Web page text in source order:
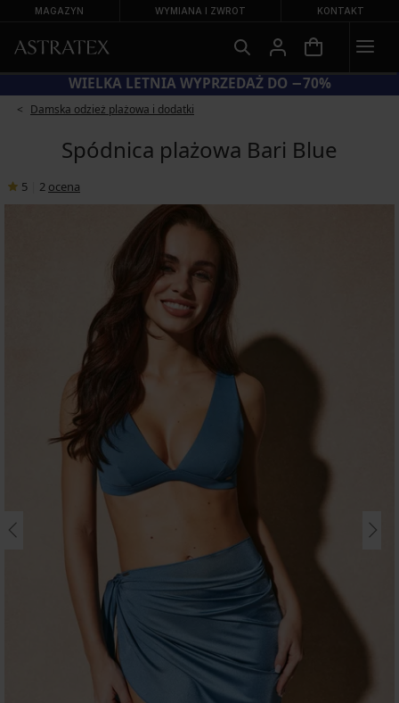
MAGAZYN WYMIANA I ZWROT KONTAKT
KOD BRA20 = BIUSTONOSZE −20%
Damska odzież plażowa i dodatki
Spódnica plażowa Bari Blue
5 2 ocena